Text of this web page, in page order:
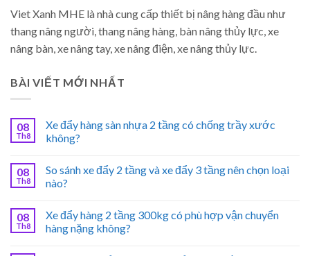
Viet Xanh MHE là nhà cung cấp thiết bị nâng hàng đầu như
thang nâng người, thang nâng hàng, bàn nâng thủy lực, xe
nâng bàn, xe nâng tay, xe nâng điện, xe nâng thủy lực.
BÀI VIẾT MỚI NHẤT
08
Th8
Xe đẩy hàng sàn nhựa 2 tầng có chống trầy xước
không?
08
Th8
So sánh xe đẩy 2 tầng và xe đẩy 3 tầng nên chọn loại
nào?
08
Th8
Xe đẩy hàng 2 tầng 300kg có phù hợp vận chuyển
hàng nặng không?